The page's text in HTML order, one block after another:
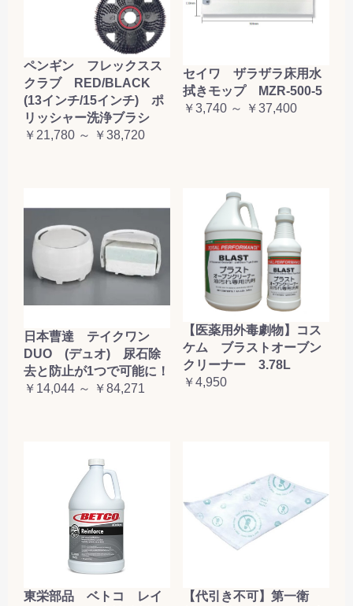
ペンギン フレックスス
クラブ RED/BLACK
(13インチ/15インチ) ポ
リッシャー洗浄ブラシ
￥21,780 ～ ￥38,720
セイワ ザラザラ床用水
拭きモップ MZR-500-5
￥3,740 ～ ￥37,400
日本曹達 テイクワン
DUO (デュオ) 尿石除
去と防止が1つで可能に！
￥14,044 ～ ￥84,271
【医薬用外毒劇物】コス
ケム ブラストオーブン
クリーナー 3.78L
￥4,950
東栄部品 ベトコ レイ
【代引き不可】第一衛